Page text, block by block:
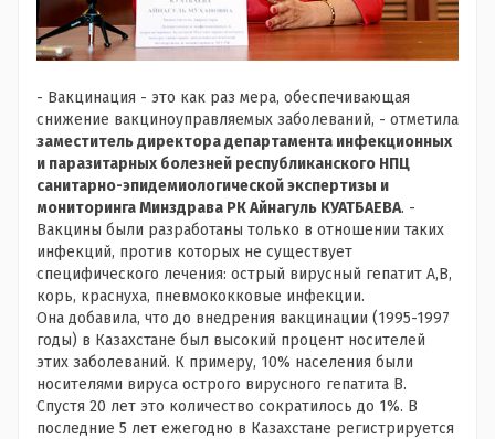
- Вакцинация - это как раз мера, обеспечивающая
снижение вакциноуправляемых заболеваний, - отметила
заместитель директора департамента инфекционных
и паразитарных болезней республиканского НПЦ
санитарно-эпидемиологической экспертизы и
мониторинга Минздрава РК Айнагуль КУАТБАЕВА. -
Вакцины были разработаны только в отношении таких
инфекций, против которых не существует
специфического лечения: острый вирусный гепатит А,В,
корь, краснуха, пневмококковые инфекции.
Она добавила, что до внедрения вакцинации (1995-1997
годы) в Казахстане был высокий процент носителей
этих заболеваний. К примеру, 10% населения были
носителями вируса острого вирусного гепатита В.
Спустя 20 лет это количество сократилось до 1%. В
последние 5 лет ежегодно в Казахстане регистрируется